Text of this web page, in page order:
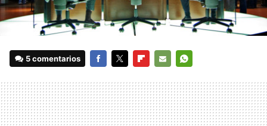
5 comentarios
MAIL